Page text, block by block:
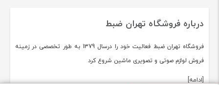
درباره فروشگاه تهران ضبط
فروشگاه تهران ضبط فعالیت خود را درسال 1379 به طور تخصصی در زمینه
فروش لوازم صوتی و تصویری ماشین شروع کرد
[ادامه]